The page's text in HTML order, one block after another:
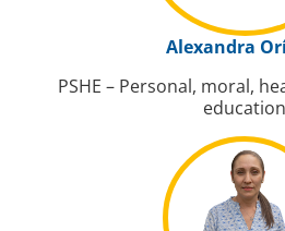
Alexandra
PSHE – Personal, moral,
education